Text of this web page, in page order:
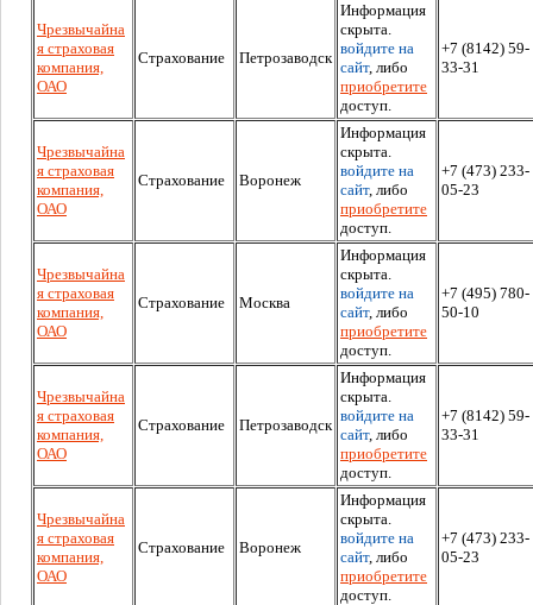
Чрезвычайна
я страховая
компания,
ОАО
Страхование Петрозаводск
Информация
скрыта.
войдите на
сайт, либо
приобретите
доступ.
+7 (8142) 59-
33-31
Чрезвычайна
я страховая
компания,
ОАО
Страхование Воронеж
Информация
скрыта.
войдите на
сайт, либо
приобретите
доступ.
+7 (473) 233-
05-23
Чрезвычайна
я страховая
компания,
ОАО
Страхование Москва
Информация
скрыта.
войдите на
сайт, либо
приобретите
доступ.
+7 (495) 780-
50-10
Чрезвычайна
я страховая
компания,
ОАО
Страхование Петрозаводск
Информация
скрыта.
войдите на
сайт, либо
приобретите
доступ.
+7 (8142) 59-
33-31
Чрезвычайна
я страховая
компания,
ОАО
Страхование Воронеж
Информация
скрыта.
войдите на
сайт, либо
приобретите
доступ.
+7 (473) 233-
05-23